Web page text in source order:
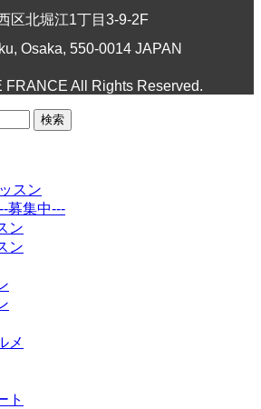
北堀江1丁目3-9-2F
Osaka, 550-0014 JAPAN
All Rights Reserved.
スン
募集中---
ン
ン
メ
ト